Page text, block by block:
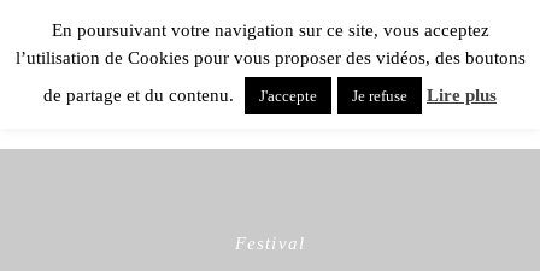
Festival
En poursuivant votre navigation sur ce site, vous acceptez
l’utilisation de Cookies pour vous proposer des vidéos, des boutons
de partage et du contenu.
J'accepte Je refuse Lire plus